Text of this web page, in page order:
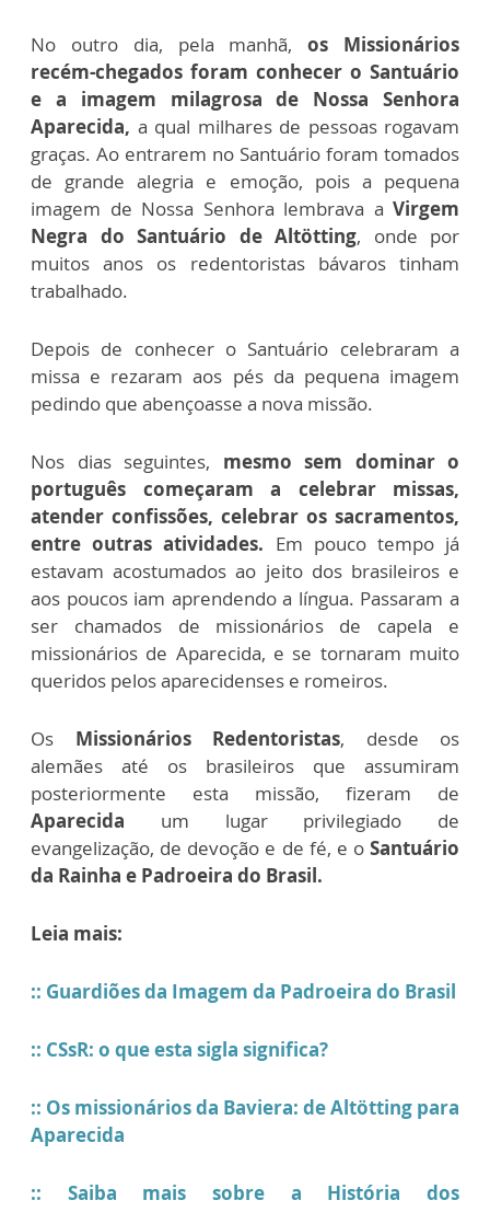
No outro dia, pela manhã,os Missionários
recém-chegados foram conhecer o Santuário
e a imagem milagrosa de Nossa Senhora
Aparecida, a qual milhares de pessoas rogavam
graças. Ao entrarem no Santuário foram tomados
de grande alegria e emoção, pois a pequena
imagem de Nossa Senhora lembrava a Virgem
Negra do Santuário de Altötting, onde por
muitos anos os redentoristas bávaros tinham
trabalhado.
Depois de conhecer o Santuário celebraram a
missa e rezaram aos pés da pequena imagem
pedindo que abençoasse a nova missão.
Nos dias seguintes, mesmo sem dominar o
português começaram a celebrar missas,
atender confissões, celebrar os sacramentos,
entre outras atividades. Em pouco tempo já
estavam acostumados ao jeito dos brasileiros e
aos poucos iam aprendendo a língua. Passaram a
ser chamados de missionários de capela e
missionários de Aparecida, e se tornaram muito
queridos pelos aparecidenses e romeiros.
Os Missionários Redentoristas, desde os
alemães até os brasileiros que assumiram
posteriormente esta missão, fizeram de
Aparecida um lugar privilegiado de
evangelização, de devoção e de fé, e o Santuário
da Rainha e Padroeira do Brasil.
Leia mais:
:: Guardiões da Imagem da Padroeira do Brasil
:: CSsR: o que esta sigla significa?
:: Os missionários da Baviera: de Altötting para
Aparecida
:: Saiba mais sobre a História dos